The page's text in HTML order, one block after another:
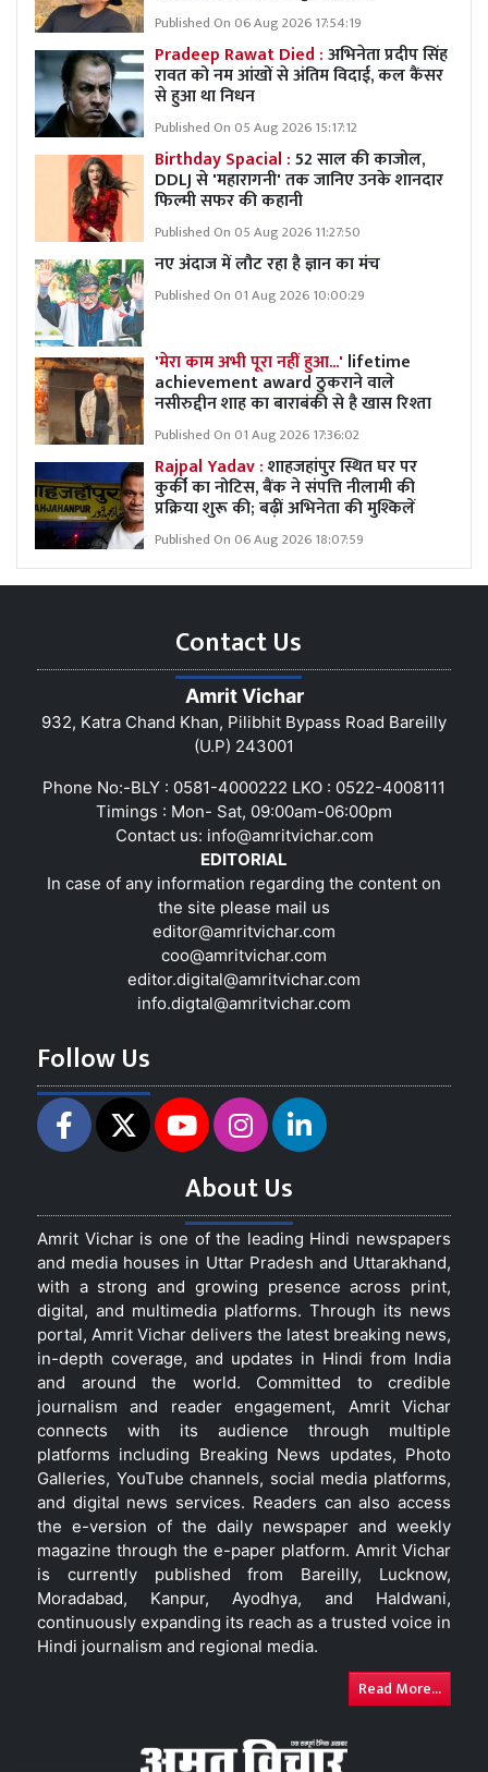
Published On 06 Aug 2026 17:54:19
Pradeep Rawat Died :अभिनेता प्रदीप सिंह
रावत को नम आंखों से अंतिम विदाई, कल कैंसर
से हुआ था निधन
Published On 05 Aug 2026 15:17:12
Birthday Spacial :52 साल की काजोल,
DDLJ से 'महारागनी' तक जानिए उनके शानदार
फिल्मी सफर की कहानी
Published On 05 Aug 2026 11:27:50
नए अंदाज में लौट रहा है ज्ञान का मंच
Published On 01 Aug 2026 10:00:29
'मेरा काम अभी पूरा नहीं हुआ...' lifetime
achievement award ठुकराने वाले
नसीरुद्दीन शाह का बाराबंकी से है खास रिश्ता
Published On 01 Aug 2026 17:36:02
Rajpal Yadav :शाहजहांपुर स्थित घर पर
कुर्की का नोटिस, बैंक ने संपत्ति नीलामी की
प्रक्रिया शुरू की; बढ़ीं अभिनेता की मुश्किलें
Published On 06 Aug 2026 18:07:59
Contact Us
Amrit Vichar
932, Katra Chand Khan, Pilibhit Bypass Road Bareilly
(U.P) 243001
Phone No:-BLY : 0581-4000222 LKO : 0522-4008111
Timings : Mon- Sat, 09:00am-06:00pm
Contact us: info@amritvichar.com
EDITORIAL
In case of any information regarding the content on
the site please mail us
editor@amritvichar.com
coo@amritvichar.com
editor.digital@amritvichar.com
info.digtal@amritvichar.com
Follow Us
About Us
Amrit Vichar is one of the leading Hindi newspapers
and media houses in Uttar Pradesh and Uttarakhand,
with a strong and growing presence across print,
digital, and multimedia platforms. Through its news
portal, Amrit Vichar delivers the latest breaking news,
in-depth coverage, and updates in Hindi from India
and around the world. Committed to credible
journalism and reader engagement, Amrit Vichar
connects with its audience through multiple
platforms including Breaking News updates, Photo
Galleries, YouTube channels, social media platforms,
and digital news services. Readers can also access
the e-version of the daily newspaper and weekly
magazine through the e-paper platform. Amrit Vichar
is currently published from Bareilly, Lucknow,
Moradabad, Kanpur, Ayodhya, and Haldwani,
continuously expanding its reach as a trusted voice in
Hindi journalism and regional media.
Read More...